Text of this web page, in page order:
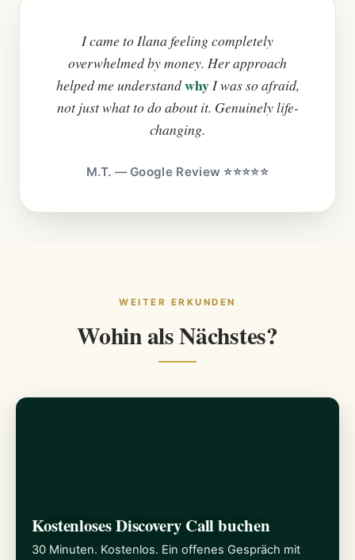
I came to Ilana feeling completely
overwhelmed by money. Her approach
helped me understandwhyI was so afraid,
not just what to do about it. Genuinely life-
changing.
M.T. — Google Review ⭐⭐⭐⭐⭐
WEITER ERKUNDEN
Wohin als Nächstes?
Kostenloses Discovery Call buchen
30 Minuten. Kostenlos. Ein offenes Gespräch mit